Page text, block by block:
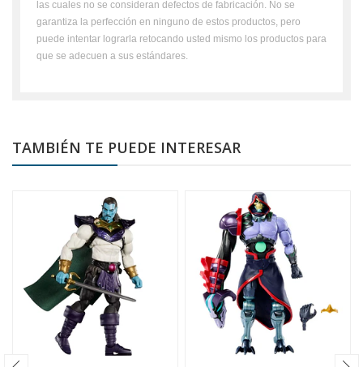
las cuales no se consideran defectos de fabricación. No se
garantiza la perfección en ninguno de estos productos, pero
puede intentar lograrla retocando usted mismo los productos para
que se adecuen a sus estándares.
TAMBIÉN TE PUEDE INTERESAR